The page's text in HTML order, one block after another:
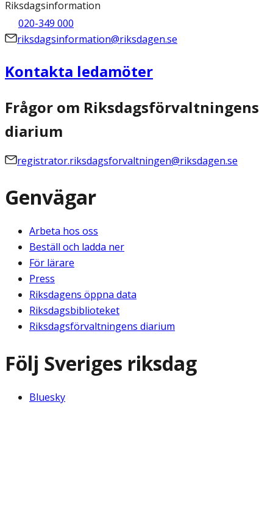
Riksdagsinformation
020-349 000
riksdagsinformation@riksdagen.se
Kontakta ledamöter
Frågor om Riksdagsförvaltningens
diarium
registrator.riksdagsforvaltningen@riksdagen.se
Genvägar
Arbeta hos oss
Beställ och ladda ner
För lärare
Press
Riksdagens öppna data
Riksdagsbiblioteket
Riksdagsförvaltningens diarium
Följ Sveriges riksdag
Bluesky